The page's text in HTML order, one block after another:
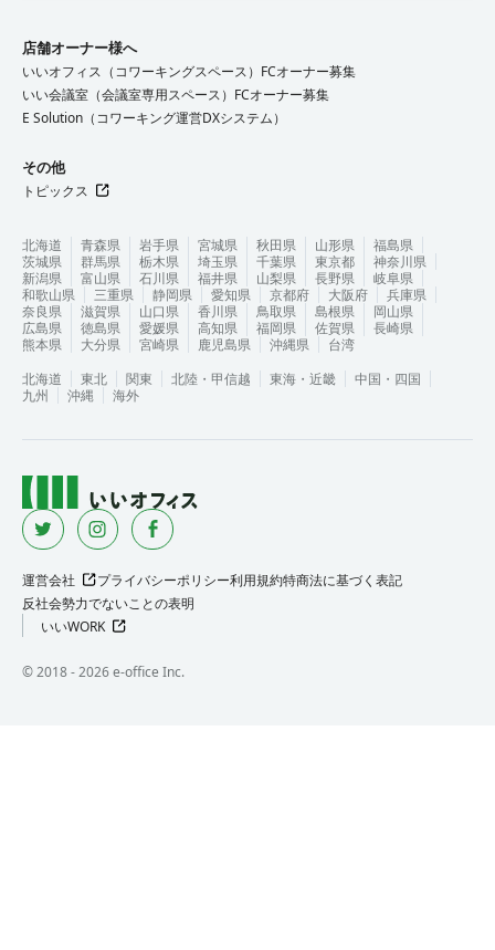
店舗オーナー様へ
いいオフィス（コワーキングスペース）FCオーナー募集
いい会議室（会議室専用スペース）FCオーナー募集
E Solution（コワーキング運営DXシステム）
その他
トピックス
北海道 青森県 岩手県 宮城県 秋田県 山形県
福島県
茨城県
群馬県 栃木県 埼玉県 千葉県 東京都
神奈川県
新潟県
富山県 石川県 福井県 山梨県 長野県
岐阜県
和歌山県
三重県 静岡県 愛知県 京都府 大阪府
兵庫県
奈良県
滋賀県 山口県 香川県 鳥取県 島根県
岡山県
広島県
徳島県 愛媛県 高知県 福岡県 佐賀県
長崎県
熊本県
大分県 宮崎県 鹿児島県 沖縄県
台湾
北海道
東北 関東 北陸・甲信越 東海・近畿
中国・四国
九州
沖縄 海外
運営会社 プライバシーポリシー利用規約特商法に基づく表記
反社会勢力でないことの表明
いいWORK
©︎ 2018 -2026e-office Inc.